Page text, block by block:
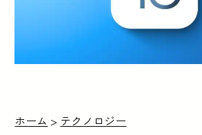
ホーム > テクノロジー